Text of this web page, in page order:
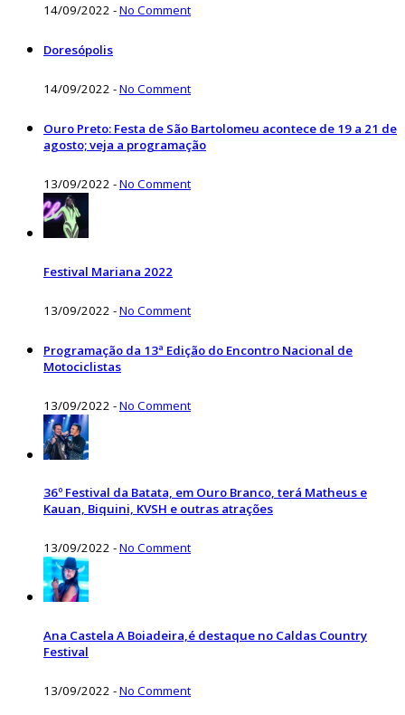
14/09/2022 -No Comment
Doresópolis
14/09/2022 -No Comment
Ouro Preto: Festa de São Bartolomeu acontece de 19 a 21 de
agosto; veja a programação
13/09/2022 -No Comment
Festival Mariana 2022
13/09/2022 -No Comment
Programação da 13ª Edição do Encontro Nacional de
Motociclistas
13/09/2022 -No Comment
36º Festival da Batata, em Ouro Branco, terá Matheus e
Kauan, Biquini, KVSH e outras atrações
13/09/2022 -No Comment
Ana Castela A Boiadeira,é destaque no Caldas Country
Festival
13/09/2022 -No Comment